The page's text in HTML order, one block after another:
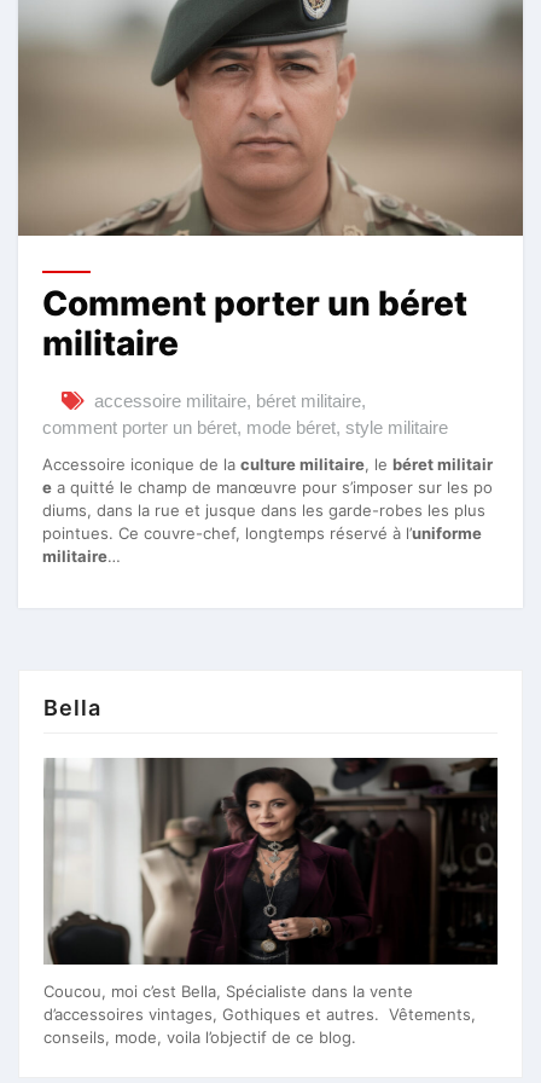
Comment porter un béret
militaire
accessoire militaire, béret militaire,
comment porter un béret, mode béret, style militaire
Accessoire iconique de la culture militaire, le béret militair
e a quitté le champ de manœuvre pour s’imposer sur les po
diums, dans la rue et jusque dans les garde-robes les plus
pointues. Ce couvre-chef, longtemps réservé à l’uniforme
militaire…
Bella
Coucou, moi c’est Bella, Spécialiste dans la vente
d’accessoires vintages, Gothiques et autres. Vêtements,
conseils, mode, voila l’objectif de ce blog.